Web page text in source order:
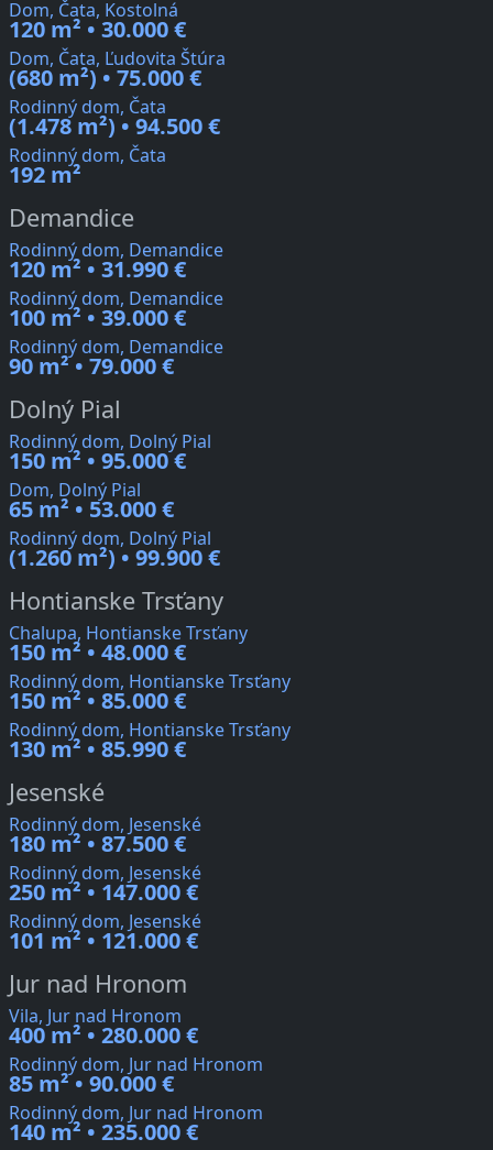
Dom, Čata, Kostolná
120 m² • 30.000 €
Dom, Čata, Ľudovita Štúra
(680 m²) • 75.000 €
Rodinný dom, Čata
(1.478 m²) • 94.500 €
Rodinný dom, Čata
192 m²
Demandice
Rodinný dom, Demandice
120 m² • 31.990 €
Rodinný dom, Demandice
100 m² • 39.000 €
Rodinný dom, Demandice
90 m² • 79.000 €
Dolný Pial
Rodinný dom, Dolný Pial
150 m² • 95.000 €
Dom, Dolný Pial
65 m² • 53.000 €
Rodinný dom, Dolný Pial
(1.260 m²) • 99.900 €
Hontianske Trsťany
Chalupa, Hontianske Trsťany
150 m² • 48.000 €
Rodinný dom, Hontianske Trsťany
150 m² • 85.000 €
Rodinný dom, Hontianske Trsťany
130 m² • 85.990 €
Jesenské
Rodinný dom, Jesenské
180 m² • 87.500 €
Rodinný dom, Jesenské
250 m² • 147.000 €
Rodinný dom, Jesenské
101 m² • 121.000 €
Jur nad Hronom
Vila, Jur nad Hronom
400 m² • 280.000 €
Rodinný dom, Jur nad Hronom
85 m² • 90.000 €
Rodinný dom, Jur nad Hronom
140 m² • 235.000 €